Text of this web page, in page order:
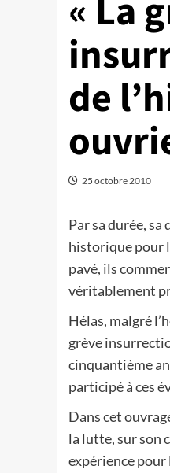
« La
de
25 octobre 2010
Par sa durée,
historique pour
pavé, ils
véritablement
Hélas, malgré
grève
cinquantième
participé à ces
Dans cet
la lutte, sur son
expérience pour